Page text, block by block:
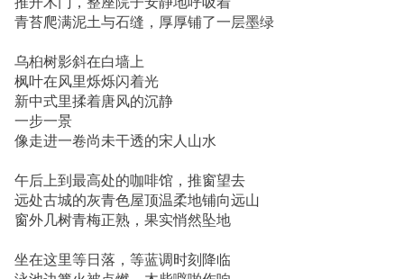
青苔爬满泥土与石缝，厚厚铺了一层墨绿
乌桕树影斜在白墙上
枫叶在风里烁烁闪着光
新中式里揉着唐风的沉静
一步一景
像走进一卷尚未干透的宋人山水
午后上到最高处的咖啡馆，推窗望去
远处古城的灰青色屋顶温柔地铺向远山
窗外几树青梅正熟，果实悄然坠地
坐在这里等日落，等蓝调时刻降临